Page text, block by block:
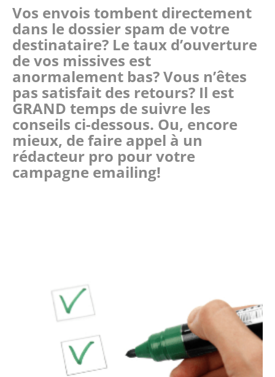
Vos envois tombent directement
dans le dossier spam de votre
destinataire? Le taux d’ouverture
de vos missives est
anormalement bas? Vous n’êtes
pas satisfait des retours? Il est
GRAND temps de suivre les
conseils ci-dessous. Ou, encore
mieux, de faire appel à un
rédacteur pro pour votre
campagne emailing!